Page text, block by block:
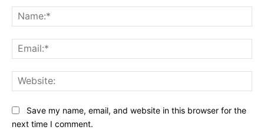
Save my name, email, and website in this browser for the
next time I comment.